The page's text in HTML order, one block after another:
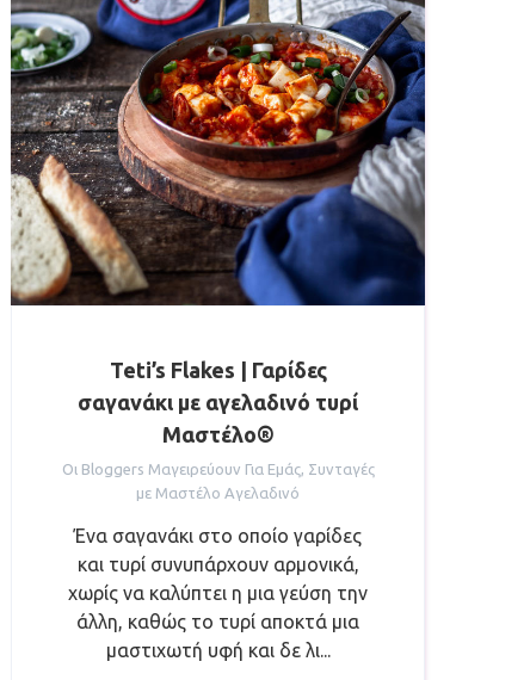
Teti’s Flakes | Γαρίδες
σαγανάκι με αγελαδινό τυρί
Μαστέλο®
Οι Bloggers Μαγειρεύουν Για Εμάς, Συνταγές
με Μαστέλο Αγελαδινό
Ένα σαγανάκι στο οποίο γαρίδες
και τυρί συνυπάρχουν αρμονικά,
χωρίς να καλύπτει η μια γεύση την
άλλη, καθώς το τυρί αποκτά μια
μαστιχωτή υφή και δε λι...